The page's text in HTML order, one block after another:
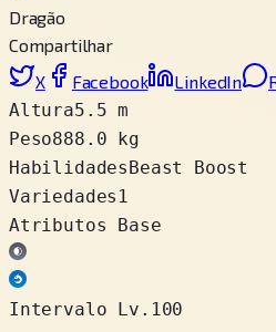
Dragão
Compartilhar
X
Facebook LinkedIn
Altura5.5 m
Peso888.0 kg
HabilidadesBeast Boost
Variedades 1
Atributos Base
Intervalo Lv.100